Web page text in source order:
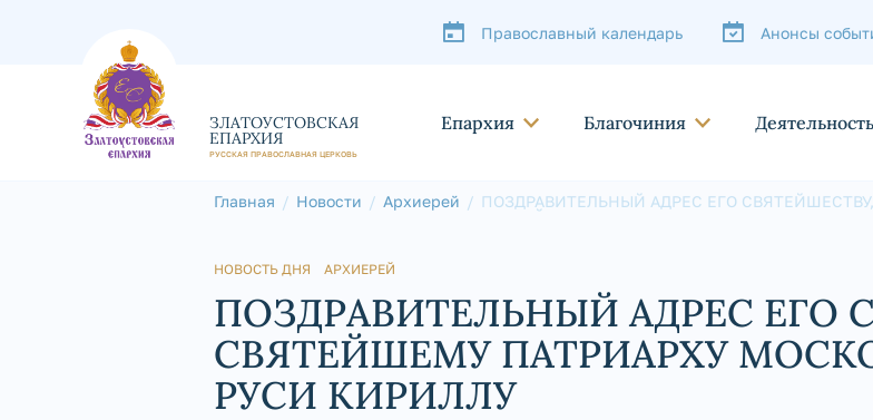
Православный календарь Анонсы
ЗЛАТОУСТОВСКАЯ
ЕПАРХИЯ
РУССКАЯ ПРАВОСЛАВНАЯ ЦЕРКОВЬ
Епархия Благочиния Деятельность
Главная Новости Архиерей
ПОЗДРАВИТЕЛЬНЫЙ АДРЕС ЕГО СВЯТЕЙШЕСТВУ,
СВЯТЕЙШЕМУ ПАТРИАРХУ МОСКОВСКОМУ И
НОВОСТЬ ДНЯ АРХИЕРЕЙ
ПОЗДРАВИТЕЛЬНЫЙ АДРЕС ЕГО
СВЯТЕЙШЕМУ ПАТРИАРХУ
РУСИ КИРИЛЛУ